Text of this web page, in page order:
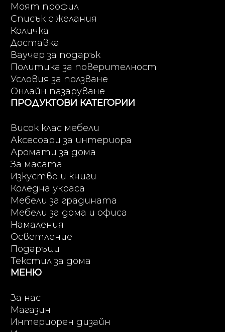
Моят профил
Списък с желания
Количка
Доставка
Ваучер за подарък
Политика за поверителност
Условия за ползване
Онлайн пазаруване
ПРОДУКТОВИ КАТЕГОРИИ
Висок клас мебели
Аксесоари за интериора
Аромати за дома
За масата
Изкуство и книги
Коледна украса
Мебели за градината
Мебели за дома и офиса
Намаления
Осветление
Подаръци
Текстил за дома
МЕНЮ
За нас
Магазин
Интериорен дизайн